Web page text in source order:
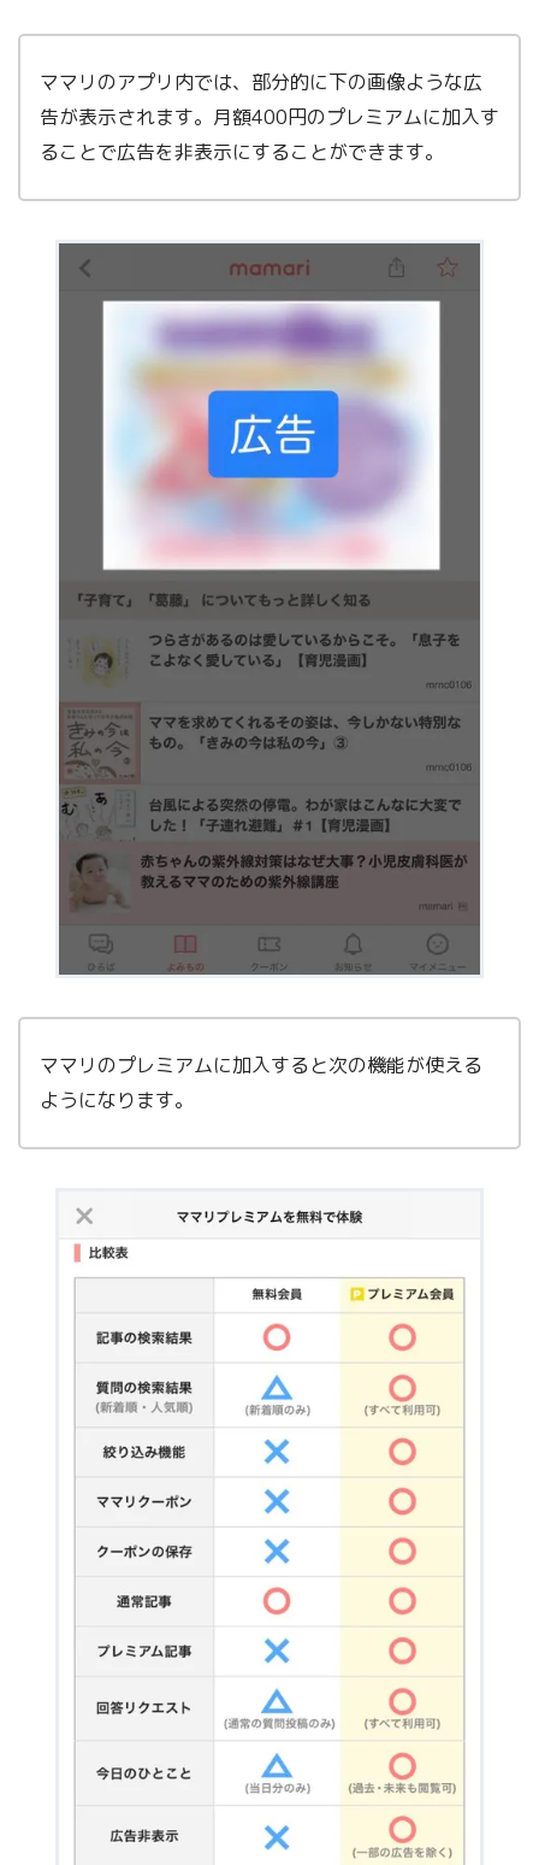
ママリのアプリ内では、部分的に下の画像ような広
告が表示されます。月額400円のプレミアムに加入す
ることで広告を非表示にすることができます。
ママリのプレミアムに加入すると次の機能が使える
ようになります。